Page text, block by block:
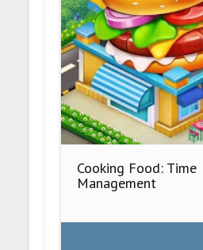
Cooking Food: Time
Management